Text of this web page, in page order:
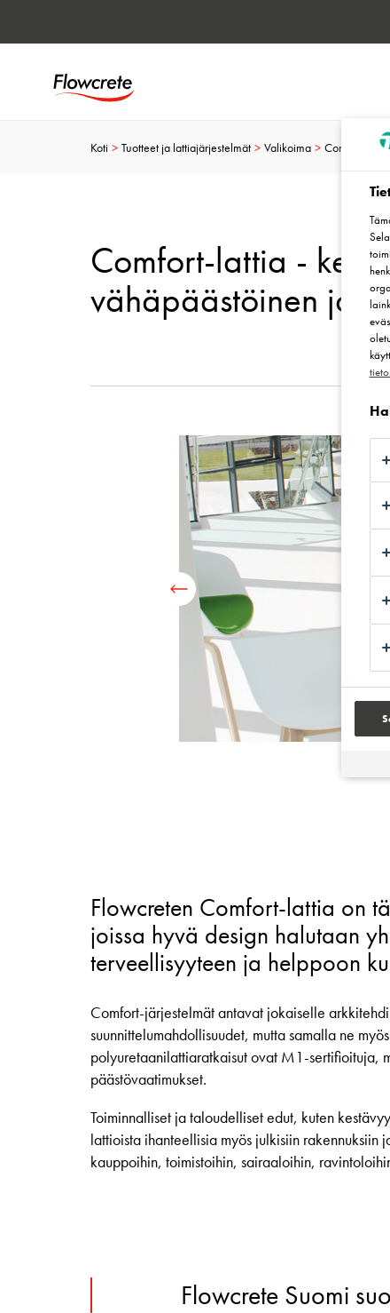
Comfort-lattia -
vähäpäästöinen ja
Koti Tuotteet ja lattiajärjestelmät Valikoima Comfort-
Flowcreten Comfort-lattia on
joissa hyvä design halutaan
terveellisyyteen ja helppoon
Comfort-järjestelmät antavat jokaiselle
suunnittelumahdollisuudet, mutta samalla ne
polyuretaanilattiaratkaisut ovat M1-sertifioituja,
päästövaatimukset.
Toiminnalliset ja taloudelliset edut, kuten
lattioista ihanteellisia myös julkisiin
kauppoihin, toimistoihin, sairaaloihin,
Flowcrete Suomi